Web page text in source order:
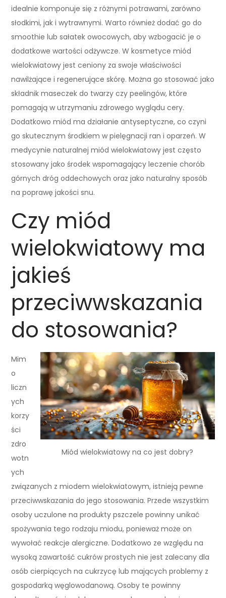
idealnie komponuje się z różnymi potrawami, zarówno
słodkimi, jak i wytrawnymi. Warto również dodać go do
smoothie lub sałatek owocowych, aby wzbogacić je o
dodatkowe wartości odżywcze. W kosmetyce miód
wielokwiatowy jest ceniony za swoje właściwości
nawilżające i regenerujące skórę. Można go stosować jako
składnik maseczek do twarzy czy peelingów, które
pomagają w utrzymaniu zdrowego wyglądu cery.
Dodatkowo miód ma działanie antyseptyczne, co czyni
go skutecznym środkiem w pielęgnacji ran i oparzeń. W
medycynie naturalnej miód wielokwiatowy jest często
stosowany jako środek wspomagający leczenie chorób
górnych dróg oddechowych oraz jako naturalny sposób
na poprawę jakości snu.
Czy miód
wielokwiatowy ma
jakieś
przeciwwskazania
do stosowania?
Miód wielokwiatowy na co jest dobry?
Mim
o
liczn
ych
korzy
ści
zdro
wotn
ych
związanych z miodem wielokwiatowym, istnieją pewne
przeciwwskazania do jego stosowania. Przede wszystkim
osoby uczulone na produkty pszczele powinny unikać
spożywania tego rodzaju miodu, ponieważ może on
wywołać reakcje alergiczne. Dodatkowo ze względu na
wysoką zawartość cukrów prostych nie jest zalecany dla
osób cierpiących na cukrzycę lub mających problemy z
gospodarką węglowodanową. Osoby te powinny